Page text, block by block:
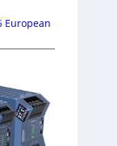
European